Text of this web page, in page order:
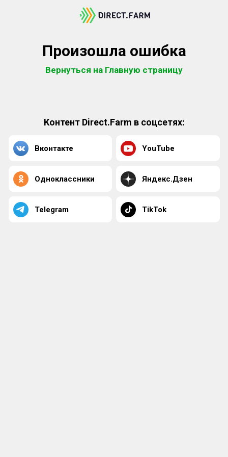
Произошла ошибка
Вернуться на Главную страницу
Контент Direct.Farm в соцсетях:
Вконтакте YouTube
Одноклассники Яндекс.Дзен
Telegram TikTok